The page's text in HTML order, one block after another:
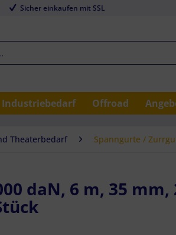
Sicher einkaufen mit SSL
Industriebedarf Offroad
Theaterbedarf Spanngurte /
daN, 6 m, 35